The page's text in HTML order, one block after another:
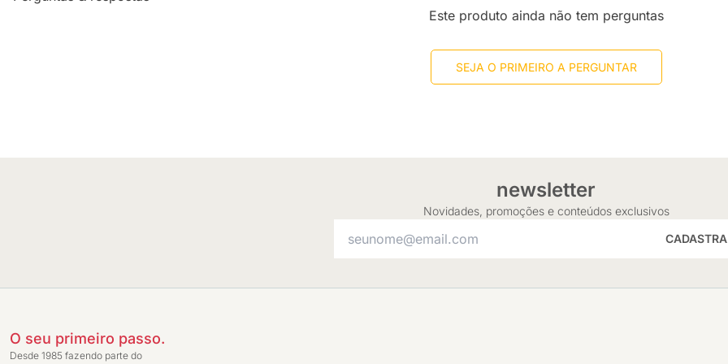
Este produto ainda não tem perguntas
SEJA O PRIMEIRO A PERGUNTAR
newsletter
Novidades, promoções e conteúdos exclusivos
O seu primeiro passo.
Desde 1985 fazendo parte do